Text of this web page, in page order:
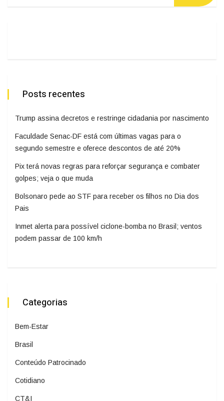
Posts recentes
Trump assina decretos e restringe cidadania por nascimento
Faculdade Senac-DF está com últimas vagas para o
segundo semestre e oferece descontos de até 20%
Pix terá novas regras para reforçar segurança e combater
golpes; veja o que muda
Bolsonaro pede ao STF para receber os filhos no Dia dos
Pais
Inmet alerta para possível ciclone-bomba no Brasil; ventos
podem passar de 100 km/h
Categorias
Bem-Estar
Brasil
Conteúdo Patrocinado
Cotidiano
CT&I